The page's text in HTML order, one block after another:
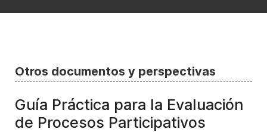
Otros documentos y perspectivas
Guía Práctica para la Evaluación
de Procesos Participativos